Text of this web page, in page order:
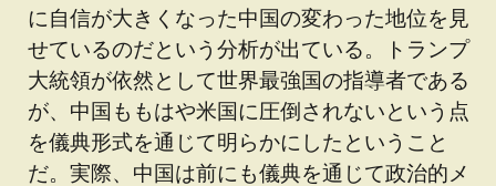
に自信が大きくなった中国の変わった地位を見
せているのだという分析が出ている。トランプ
大統領が依然として世界最強国の指導者である
が、中国ももはや米国に圧倒されないという点
を儀典形式を通じて明らかにしたということ
だ。実際、中国は前にも儀典を通じて政治的メ